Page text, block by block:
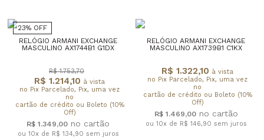
23% OFF
RELÓGIO ARMANI EXCHANGE
MASCULINO AX1744B1 G1DX
R$ 1.214,10 à vista
no Pix Parcelado, Pix, uma vez
no
cartão de crédito ou Boleto (10%
Off)
R$ 1.753,70
R$ 1.349,00
ou 10x de R$ 134,90 sem juros
RELÓGIO ARMANI EXCHANGE
MASCULINO AX1739B1 C1KX
R$ 1.322,10 à vista
no Pix Parcelado, Pix, uma vez
no
cartão de crédito ou Boleto (10%
Off)
R$ 1.469,00
ou 10x de R$ 146,90 sem juros